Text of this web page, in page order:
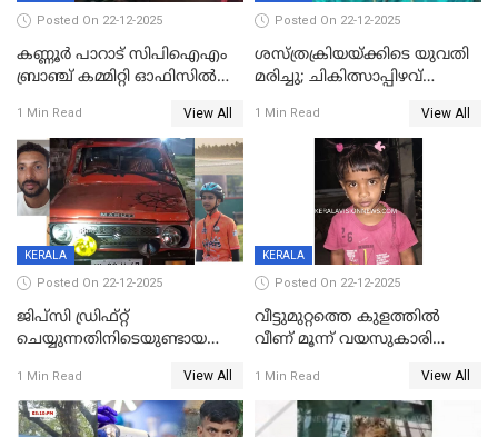
Posted On 22-12-2025
കണ്ണൂർ പാറാട് സിപിഐഎം
ബ്രാഞ്ച് കമ്മിറ്റി ഓഫിസിൽ
ചിത്രങ്ങളടക്കം കത്തിയ
നിലയിൽ
1 Min Read View All
Posted On 22-12-2025
ശസ്ത്രക്രിയയ്‌ക്കിടെ യുവതി
മരിച്ചു; ചികിത്സാപ്പിഴവ്
സംഭവം മാവേലിക്കരയിൽ
1 Min Read View All
KERALA
Posted On 22-12-2025
ജിപ്സി ഡ്രിഫ്റ്റ്
ചെയ്യുന്നതിനിടെയുണ്ടായ
ദാരുണാന്ത്യം; ജീപ്സി
ഓടിച്ചയാൾ അറസ്റ്റിൽ.
1 Min Read View All
KERALA
Posted On 22-12-2025
വീട്ടുമുറ്റത്തെ കുളത്തിൽ
വീണ് മൂന്ന് വയസുകാരി
1 Min Read View All